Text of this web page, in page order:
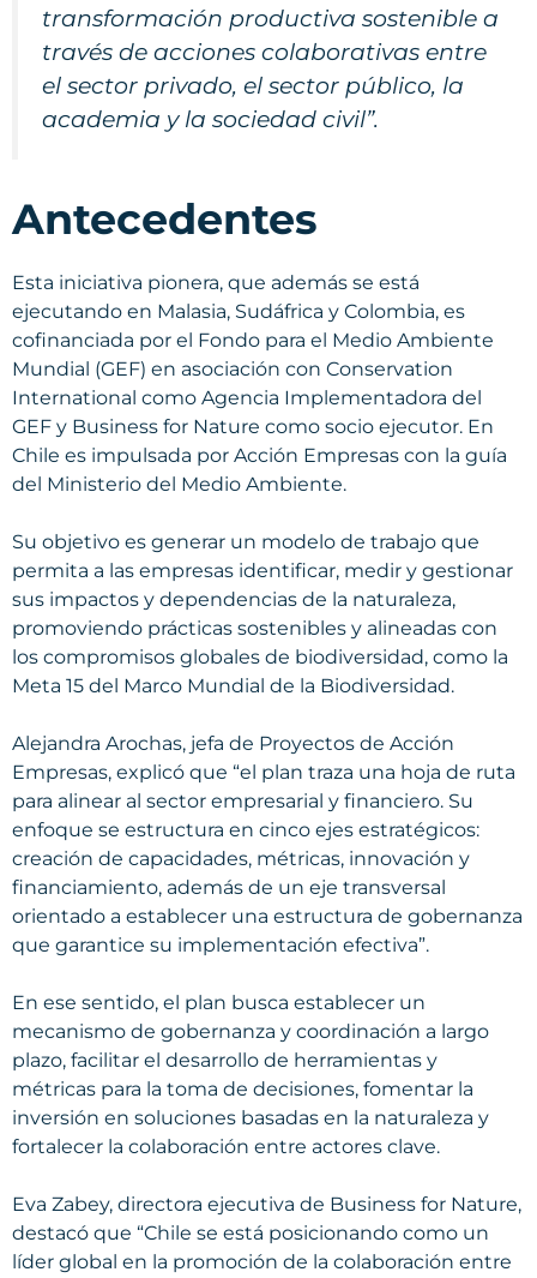
transformación productiva sostenible a
través de acciones colaborativas entre
el sector privado, el sector público, la
academia y la sociedad civil”.
Antecedentes
Esta iniciativa pionera, que además se está
ejecutando en Malasia, Sudáfrica y Colombia, es
cofinanciada por el Fondo para el Medio Ambiente
Mundial (GEF) en asociación con Conservation
International como Agencia Implementadora del
GEF y Business for Nature como socio ejecutor. En
Chile es impulsada por Acción Empresas con la guía
del Ministerio del Medio Ambiente.
Su objetivo es generar un modelo de trabajo que
permita a las empresas identificar, medir y gestionar
sus impactos y dependencias de la naturaleza,
promoviendo prácticas sostenibles y alineadas con
los compromisos globales de biodiversidad, como la
Meta 15 del Marco Mundial de la Biodiversidad.
Alejandra Arochas, jefa de Proyectos de Acción
Empresas, explicó que “el plan traza una hoja de ruta
para alinear al sector empresarial y financiero. Su
enfoque se estructura en cinco ejes estratégicos:
creación de capacidades, métricas, innovación y
financiamiento, además de un eje transversal
orientado a establecer una estructura de gobernanza
que garantice su implementación efectiva”.
En ese sentido, el plan busca establecer un
mecanismo de gobernanza y coordinación a largo
plazo, facilitar el desarrollo de herramientas y
métricas para la toma de decisiones, fomentar la
inversión en soluciones basadas en la naturaleza y
fortalecer la colaboración entre actores clave.
Eva Zabey, directora ejecutiva de Business for Nature,
destacó que “Chile se está posicionando como un
líder global en la promoción de la colaboración entre